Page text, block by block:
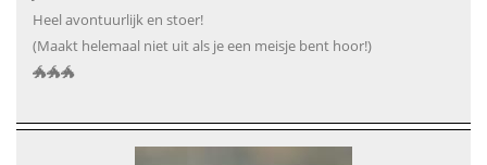
Heel avontuurlijk en stoer!
(Maakt helemaal niet uit als je een meisje bent hoor!)
🐲🐲🐲